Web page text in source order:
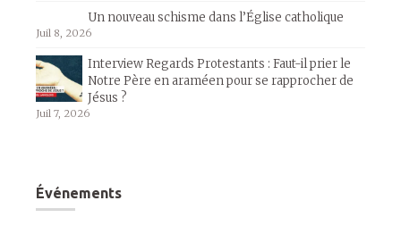
Un nouveau schisme dans l’Église catholique
Juil 8, 2026
Interview Regards Protestants : Faut-il prier le
Notre Père en araméen pour se rapprocher de
Jésus ?
Juil 7, 2026
Événements